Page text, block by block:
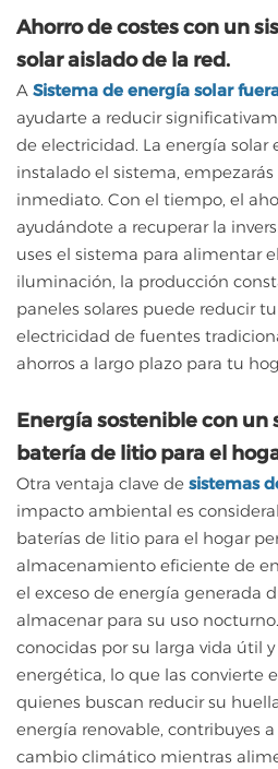
Ahorro de costes con un
solar aislado de la red.
A Sistema de energía solar
ayudarte a reducir
de electricidad. La energía solar
instalado el sistema,
inmediato. Con el tiempo, el
ayudándote a recuperar la
uses el sistema para alimentar
iluminación, la producción
paneles solares puede reducir
electricidad de fuentes
ahorros a largo plazo para tu
Energía sostenible con un
batería de litio para el
Otra ventaja clave de sistemas
impacto ambiental es
baterías de litio para el hogar
almacenamiento eficiente de
el exceso de energía generada
almacenar para su uso
conocidas por su larga vida útil
energética, lo que las convierte
quienes buscan reducir su
energía renovable, contribuyes
cambio climático mientras